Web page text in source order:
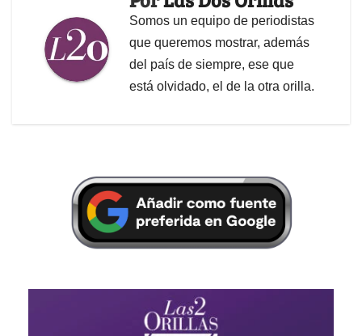
Somos un equipo de periodistas
que queremos mostrar, además
del país de siempre, ese que
está olvidado, el de la otra orilla.